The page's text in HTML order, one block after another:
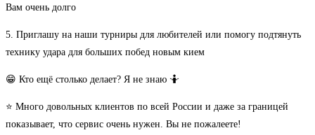
Вам очень долго
5. Приглашу на наши турниры для любителей или помогу подтянуть
технику удара для больших побед новым кием
😁 Кто ещё столько делает? Я не знаю 🤷
⭐️ Много довольных клиентов по всей России и даже за границей
показывает, что сервис очень нужен. Вы не пожалеете!